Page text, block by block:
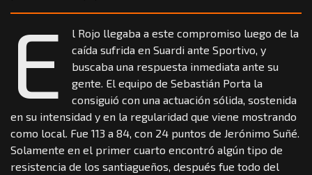
E
l Rojo llegaba a este compromiso luego de la
caída sufrida en Suardi ante Sportivo, y
buscaba una respuesta inmediata ante su
gente. El equipo de Sebastián Porta la
consiguió con una actuación sólida, sostenida
en su intensidad y en la regularidad que viene mostrando
como local. Fue 113 a 84, con 24 puntos de Jerónimo Suñé.
Solamente en el primer cuarto encontró algún tipo de
resistencia de los santiagueños, después fue todo del